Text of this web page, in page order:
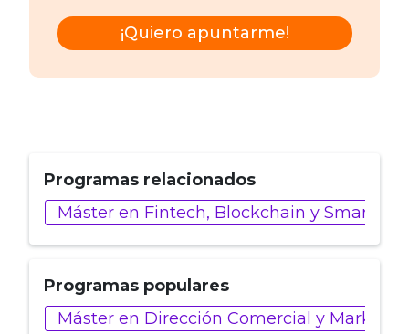
¡Quiero apuntarme!
Programas relacionados
Máster en Fintech, Blockchain y Smart
Programas populares
Máster en Dirección Comercial y